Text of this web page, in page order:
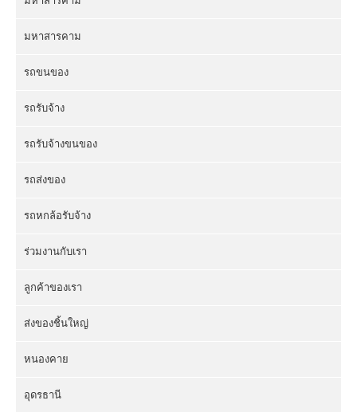
มหาสารคาม
รถขนของ
รถรับจ้าง
รถรับจ้างขนของ
รถส่งของ
รถหกล้อรับจ้าง
ร่วมงานกับเรา
ลูกค้าของเรา
ส่งของชิ้นใหญ่
หนองคาย
อุดรธานี